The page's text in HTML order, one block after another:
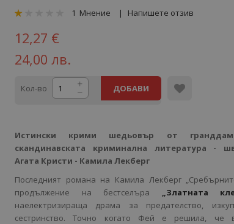
рейтинг:
1 Мнение Напишете отзив
12,27 €
24,00 лв.
Кол-во ДОБАВИ
Истински крими шедьовър от
скандинавската криминална литература -
Агата Кристи - Камила Лекберг
Последният романа на Камила Лекберг
продължение на бестселъра „Златната
наелектризираща драма за предателство,
сестринство. Точно когато Фей е решила, че